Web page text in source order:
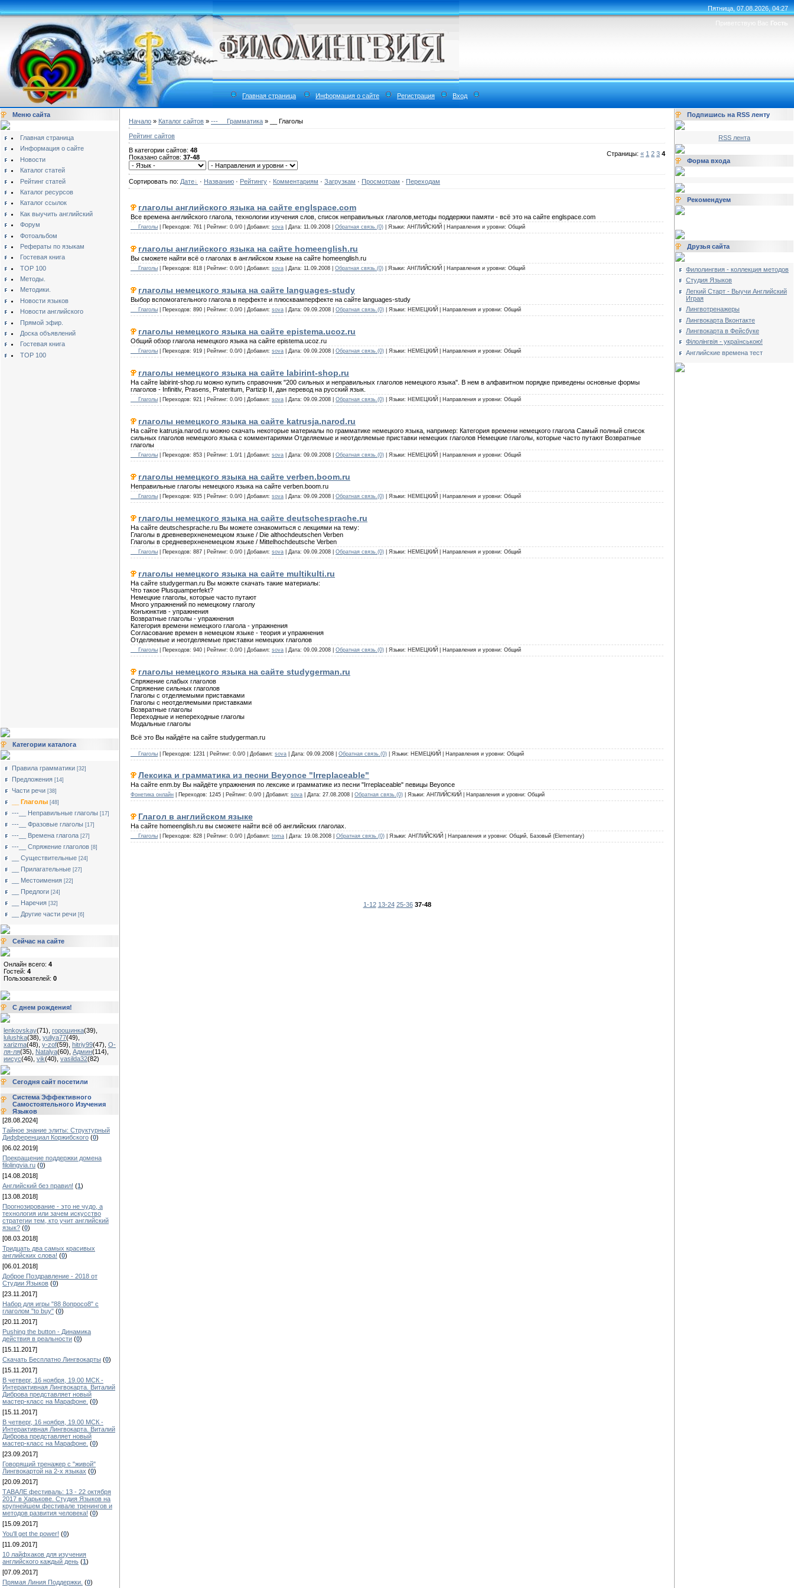
Пятница, 07.08.2026, 04:27
Приветствую Вас Гость
Главная страница Информация о сайте Регистрация Вход
Меню сайта
Главная страница
Информация о сайте
Новости
Каталог статей
Рейтинг статей
Каталог ресурсов
Каталог ссылок
Как выучить английский
Форум
Фотоальбом
Рефераты по языкам
Гостевая книга
TOP 100
Методы.
Методики.
Новости языков
Новости английского
Прямой эфир.
Доска объявлений
Гостевая книга
TOP 100
Категории каталога
Правила грамматики [32]
Предложения [14]
Части речи [38]
__ Глаголы [48]
---__ Неправильные глаголы [17]
---__ Фразовые глаголы [17]
---__ Времена глагола [27]
---__ Спряжение глаголов [8]
__ Существительные [24]
__ Прилагательные [27]
__ Местоимения [22]
__ Предлоги [24]
__ Наречия [32]
__ Другие части речи [6]
Сейчас на сайте
Онлайн всего: 4
Гостей: 4
Пользователей: 0
С днем рождения!
lenkovskay(71) горошинка(39)
lulushka(38) yuliya77(49)
xarizma(48) y-zof(59) hitriy99(47) О-
ля-ля(35) Natalya(60) Админ(114)
иисус(46) vik(40) vasilda32(82)
Сегодня сайт посетили
Система Эффективного
Самостоятельного Изучения
Языков
[28.08.2024]
Тайное знание элиты: Структурный
Дифференциал Коржибского (0)
[06.02.2019]
Прекращение поддержки домена
filolingvia.ru (0)
[14.08.2018]
Английский без правил! (1)
[13.08.2018]
Прогнозирование - это не чудо, а
технология или зачем искусство
стратегии тем, кто учит английский
язык? (0)
[08.03.2018]
Тридцать два самых красивых
английских слова! (0)
[06.01.2018]
Доброе Поздравление - 2018 от
Студии Языков (0)
[23.11.2017]
Набор для игры "88 8опросо8" с
глаголом "to buy" (0)
[20.11.2017]
Pushing the button - Динамика
действия в реальности (0)
[15.11.2017]
Скачать Бесплатно Лингвокарты (0)
[15.11.2017]
В четверг, 16 ноября, 19.00 МСК -
Интерактивная Лингвокарта. Виталий
Диброва представляет новый
мастер-класс на Марафоне. (0)
[15.11.2017]
В четверг, 16 ноября, 19.00 МСК -
Интерактивная Лингвокарта. Виталий
Диброва представляет новый
мастер-класс на Марафоне. (0)
[23.09.2017]
Говорящий тренажер с "живой"
Лингвокартой на 2-х языках (0)
[20.09.2017]
ТАВАЛЕ фестиваль: 13 - 22 октября
2017 в Харькове. Студия Языков на
крупнейшем фестивале тренингов и
методов развития человека! (0)
[15.09.2017]
You'll get the power! (0)
[11.09.2017]
10 лайфхаков для изучения
английского каждый день (1)
[07.09.2017]
Прямая Линия Поддержки. (0)
Начало » Каталог сайтов » ---__ Грамматика » __ Глаголы
Рейтинг сайтов
В категории сайтов: 48
Показано сайтов: 37-48 Страницы: « 1 2 3 4
Сортировать по: Дате · Названию · Рейтингу · Комментариям · Загрузкам · Просмотрам · Переходам
глаголы английского языка на сайте englspace.com
Все времена английского глагола, технологии изучения слов, список неправильных глаголов,методы поддержки памяти - всё это на сайте englspace.com
__ Глаголы | Переходов: 761 | Рейтинг: 0.0/0 | Добавил: sova | Дата: 11.09.2008 | Обратная связь.(0) | Языки: АНГЛИЙСКИЙ | Направления и уровни: Общий
глаголы английского языка на сайте homeenglish.ru
Вы сможете найти всё о глаголах в английском языке на сайте homeenglish.ru
__ Глаголы | Переходов: 818 | Рейтинг: 0.0/0 | Добавил: sova | Дата: 11.09.2008 | Обратная связь.(0) | Языки: АНГЛИЙСКИЙ | Направления и уровни: Общий
глаголы немецкого языка на сайте languages-study
Выбор вспомогательного глагола в перфекте и плюсквамперфекте на сайте languages-study
__ Глаголы | Переходов: 890 | Рейтинг: 0.0/0 | Добавил: sova | Дата: 09.09.2008 | Обратная связь.(0) | Языки: НЕМЕЦКИЙ | Направления и уровни: Общий
глаголы немецкого языка на сайте epistema.ucoz.ru
Общий обзор глагола немецкого языка на сайте epistema.ucoz.ru
__ Глаголы | Переходов: 919 | Рейтинг: 0.0/0 | Добавил: sova | Дата: 09.09.2008 | Обратная связь.(0) | Языки: НЕМЕЦКИЙ | Направления и уровни: Общий
глаголы немецкого языка на сайте labirint-shop.ru
На сайте labirint-shop.ru можно купить справочник "200 сильных и неправильных глаголов немецкого языка". В нем в алфавитном порядке приведены основные формы
глаголов - Infinitiv, Prasens, Prateritum, Partizip II, дан перевод на русский язык.
__ Глаголы | Переходов: 921 | Рейтинг: 0.0/0 | Добавил: sova | Дата: 09.09.2008 | Обратная связь.(0) | Языки: НЕМЕЦКИЙ | Направления и уровни: Общий
глаголы немецкого языка на сайте katrusja.narod.ru
На сайте katrusja.narod.ru можно скачать некоторые материалы по грамматике немецкого языка, например: Категория времени немецкого глагола Самый полный список
сильных глаголов немецкого языка с комментариями Отделяемые и неотделяемые приставки немецких глаголов Немецкие глаголы, которые часто путают Возвратные
глаголы
__ Глаголы | Переходов: 853 | Рейтинг: 1.0/1 | Добавил: sova | Дата: 09.09.2008 | Обратная связь.(0) | Языки: НЕМЕЦКИЙ | Направления и уровни: Общий
глаголы немецкого языка на сайте verben.boom.ru
Неправильные глаголы немецкого языка на сайте verben.boom.ru
__ Глаголы | Переходов: 935 | Рейтинг: 0.0/0 | Добавил: sova | Дата: 09.09.2008 | Обратная связь.(0) | Языки: НЕМЕЦКИЙ | Направления и уровни: Общий
глаголы немецкого языка на сайте deutschesprache.ru
На сайте deutschesprache.ru Вы можете ознакомиться с лекциями на тему:
Глаголы в древневерхненемецком языке / Die althochdeutschen Verben
Глаголы в средневерхненемецком языке / Mittelhochdeutsche Verben
__ Глаголы | Переходов: 887 | Рейтинг: 0.0/0 | Добавил: sova | Дата: 09.09.2008 | Обратная связь.(0) | Языки: НЕМЕЦКИЙ | Направления и уровни: Общий
глаголы немецкого языка на сайте multikulti.ru
На сайте studygerman.ru Вы можкте скачать такие материалы:
Что такое Plusquamperfekt?
Немецкие глаголы, которые часто путают
Много упражнений по немецкому глаголу
Конъюнктив - упражнения
Возвратные глаголы - упражнения
Категория времени немецкого глагола - упражнения
Согласование времен в немецком языке - теория и упражнения
Отделяемые и неотделяемые приставки немецких глаголов
__ Глаголы | Переходов: 940 | Рейтинг: 0.0/0 | Добавил: sova | Дата: 09.09.2008 | Обратная связь.(0) | Языки: НЕМЕЦКИЙ | Направления и уровни: Общий
глаголы немецкого языка на сайте studygerman.ru
Спряжение слабых глаголов
Спряжение сильных глаголов
Глаголы с отделяемыми приставками
Глаголы с неотделяемыми приставками
Возвратные глаголы
Переходные и непереходные глаголы
Модальные глаголы
Всё это Вы найдёте на сайте studygerman.ru
__ Глаголы | Переходов: 1231 | Рейтинг: 0.0/0 | Добавил: sova | Дата: 09.09.2008 | Обратная связь.(0) | Языки: НЕМЕЦКИЙ | Направления и уровни: Общий
Лексика и грамматика из песни Beyonce "Irreplaceable"
На сайте enm.by Вы найдёте упражнения по лексике и грамматике из песни "Irreplaceable" певицы Beyonce
Фонетика онлайн | Переходов: 1245 | Рейтинг: 0.0/0 | Добавил: sova | Дата: 27.08.2008 | Обратная связь.(0) | Языки: АНГЛИЙСКИЙ | Направления и уровни: Общий
Глагол в английском языке
На сайте homeenglish.ru вы cможете найти всё об английских глаголах.
__ Глаголы | Переходов: 828 | Рейтинг: 0.0/0 | Добавил: toma | Дата: 19.08.2008 | Обратная связь.(0) | Языки: АНГЛИЙСКИЙ | Направления и уровни: Общий, Базовый (Elementary)
1-12 13-24 25-36 37-48
Подпишись на RSS ленту
RSS лента
Форма входа
Рекомендуем
Друзья сайта
Филолингвия - коллекция методов
Студия Языков
Легкий Старт - Выучи Английский
Играя
Лингвотренажеры
Лингвокарта Вконтакте
Лингвокарта в Фейсбуке
Філолінгвія - українською!
Английские времена тест